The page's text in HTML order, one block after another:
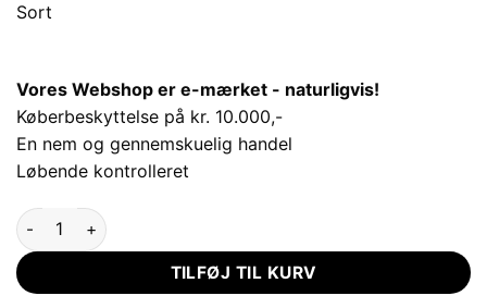
Sort
Vores Webshop er e-mærket - naturligvis!
Køberbeskyttelse på kr. 10.000,-
En nem og gennemskuelig handel
Løbende kontrolleret
HAMA TV-loftsmontering VESA op til 400x400 65" Sort
TILFØJ TIL KURV